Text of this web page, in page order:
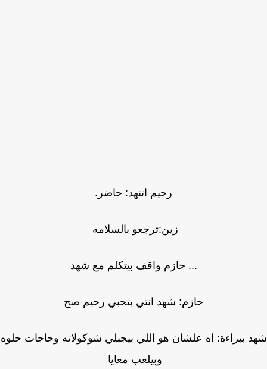
رحيم اتنهد: حاضر.
زين:ترجعو بالسلامه
... حازم واقف بيتكلم مع شهد
حازم: شهد انتي بتحبي رحيم صح
ببراءة: اه علشان هو اللي بيجبلي شوكولاته وحاجات حلوه
وبيلعب معايا